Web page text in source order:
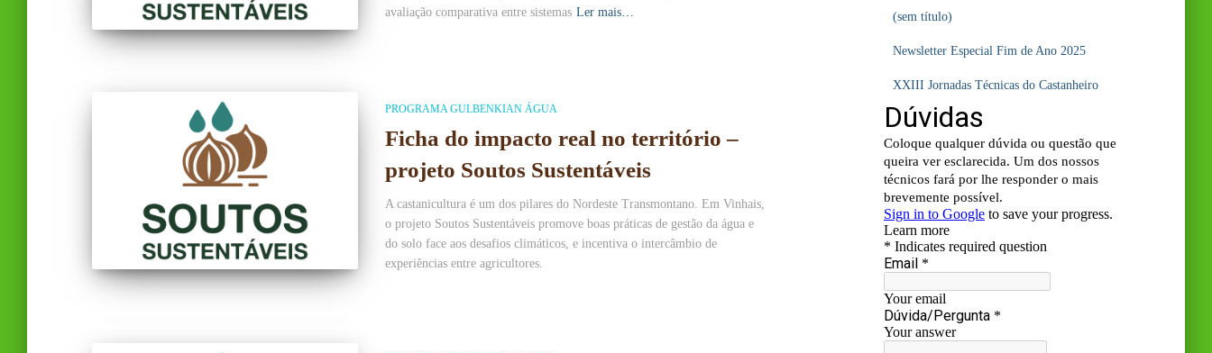
avaliação comparativa entre sistemas Ler mais…
PROGRAMA GULBENKIAN ÁGUA
Ficha do impacto real no território –
projeto Soutos Sustentáveis
A castanicultura é um dos pilares do Nordeste Transmontano. Em Vinhais,
o projeto Soutos Sustentáveis promove boas práticas de gestão da água e
do solo face aos desafios climáticos, e incentiva o intercâmbio de
experiências entre agricultores.
(sem título)
Newsletter Especial Fim de Ano 2025
XXIII Jornadas Técnicas do Castanheiro